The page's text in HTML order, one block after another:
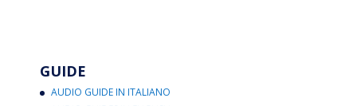
GUIDE
AUDIO GUIDE IN ITALIANO